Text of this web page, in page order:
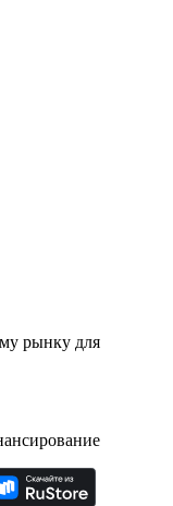
капитала
рынку для